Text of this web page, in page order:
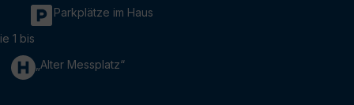
Parkplätze im Haus
1 bis
„Alter Messplatz“